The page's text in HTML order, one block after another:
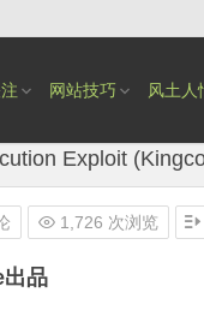
网站技巧 风土人
Exploit
品
1,726 次浏览